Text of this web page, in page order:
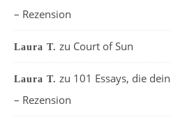
– Rezension
Laura T. zu Court of Sun
Laura T. zu 101 Essays, die
– Rezension